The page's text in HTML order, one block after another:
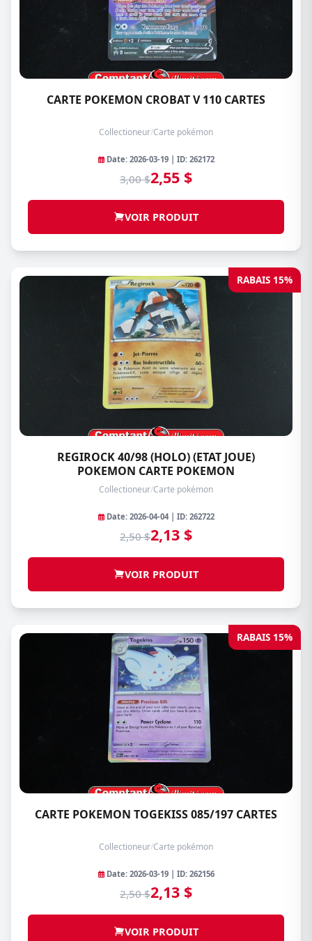
CARTE POKEMON CROBAT V 110 CARTES
Collectioneur/Carte pokémon
Date: 2026-03-19 | ID: 262172
3,00 $2,55 $
VOIR PRODUIT
RABAIS 15%
REGIROCK 40/98 (HOLO) (ETAT JOUE)
POKEMON CARTE POKEMON
Collectioneur/Carte pokémon
Date: 2026-04-04 | ID: 262722
2,50 $2,13 $
VOIR PRODUIT
RABAIS 15%
CARTE POKEMON TOGEKISS 085/197 CARTES
Collectioneur/Carte pokémon
Date: 2026-03-19 | ID: 262156
2,50 $2,13 $
VOIR PRODUIT